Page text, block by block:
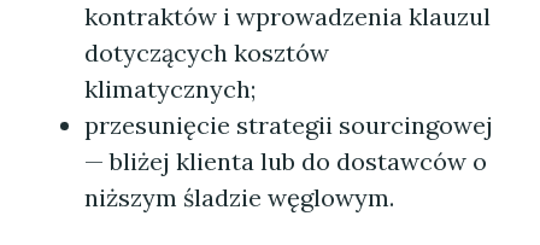
kontraktów i wprowadzenia klauzul
dotyczących kosztów
klimatycznych;
przesunięcie strategii sourcingowej
— bliżej klienta lub do dostawców o
niższym śladzie węglowym.